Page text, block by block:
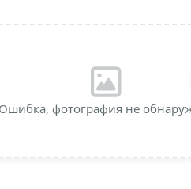
Ошибка, фотография не